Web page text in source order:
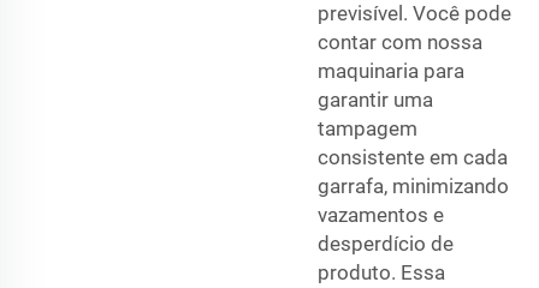
previsível. Você pode
contar com nossa
maquinaria para
garantir uma
tampagem
consistente em cada
garrafa, minimizando
vazamentos e
desperdício de
produto. Essa